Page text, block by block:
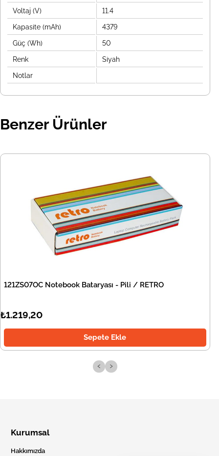
Voltaj (V) 11.4
Kapasite (mAh) 4379
Güç (Wh) 50
Renk Siyah
Notlar
Benzer Ürünler
121ZS07OC Notebook Bataryası - Pili / RETRO
₺1.219,20
Sepete Ekle
‹ ›
Kurumsal
Hakkımızda